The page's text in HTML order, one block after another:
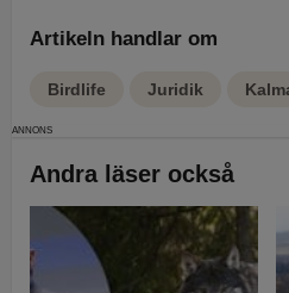
Artikeln handlar om
Birdlife Juridik
Andra läser också